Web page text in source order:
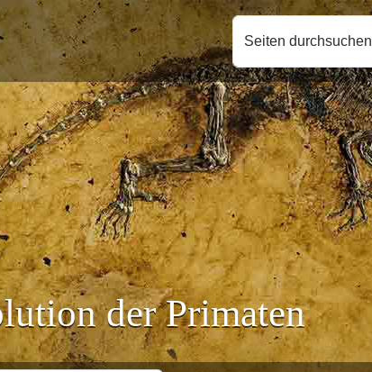
Seiten durchsuchen
der Primaten